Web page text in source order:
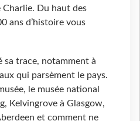
Du haut des
ans d’histoire vous
sa trace, notamment à
qui parsèment le pays.
le musée national
Kelvingrove à Glasgow,
et comment ne